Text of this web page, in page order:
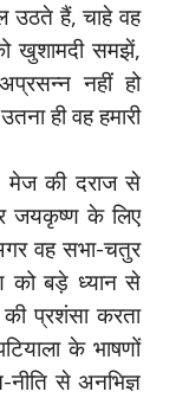
उठते हैं, चाहे वह
खुशामदी समझें,
नहीं हो
ही वह हमारी
मेज की दराज से
जयकृष्ण के लिए
वह सभा-चतुर
को बड़े ध्यान से
की प्रशंसा करता
के भाषणों
नीति से अनभिज्ञ